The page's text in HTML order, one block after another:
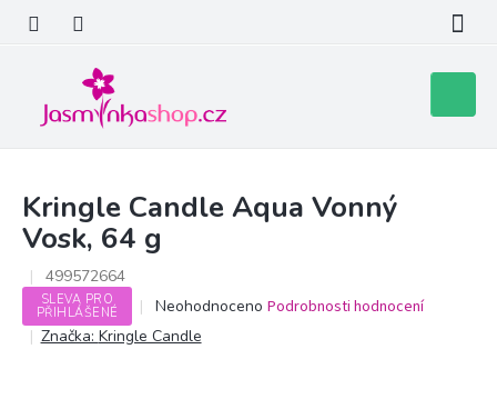
obsah
košík
Kringle Candle Aqua Vonný
Vosk, 64 g
499572664
SLEVA PRO
PŘIHLÁŠENÉ
Průměrné
hodnocení
produktu
Neohodnoceno Podrobnosti hodnocení
Značka: Kringle Candle